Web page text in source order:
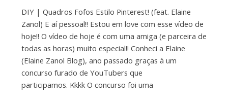
DIY | Quadros Fofos Estilo Pinterest! (feat. Elaine
Zanol) E aí pessoal!! Estou em love com esse vídeo de
hoje!! O vídeo de hoje é com uma amiga (e parceira de
todas as horas) muito especial!! Conheci a Elaine
(Elaine Zanol Blog), ano passado graças à um
concurso furado de YouTubers que
participamos. Kkkk O concurso foi uma